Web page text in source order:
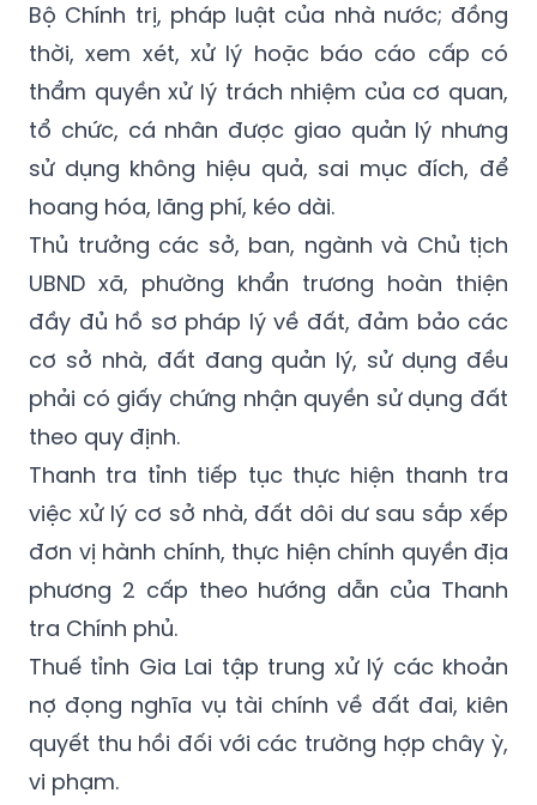
việc chuyển đổi công năng phục vụ phát
triển kinh tế - xã hội theo đúng chỉ đạo của
Bộ Chính trị, pháp luật của nhà nước; đồng
thời, xem xét, xử lý hoặc báo cáo cấp có
thẩm quyền xử lý trách nhiệm của cơ quan,
tổ chức, cá nhân được giao quản lý nhưng
sử dụng không hiệu quả, sai mục đích, để
hoang hóa, lãng phí, kéo dài.
Thủ trưởng các sở, ban, ngành và Chủ tịch
UBND xã, phường khẩn trương hoàn thiện
đầy đủ hồ sơ pháp lý về đất, đảm bảo các
cơ sở nhà, đất đang quản lý, sử dụng đều
phải có giấy chứng nhận quyền sử dụng đất
theo quy định.
Thanh tra tỉnh tiếp tục thực hiện thanh tra
việc xử lý cơ sở nhà, đất dôi dư sau sắp xếp
đơn vị hành chính, thực hiện chính quyền địa
phương 2 cấp theo hướng dẫn của Thanh
tra Chính phủ.
Thuế tỉnh Gia Lai tập trung xử lý các khoản
nợ đọng nghĩa vụ tài chính về đất đai, kiên